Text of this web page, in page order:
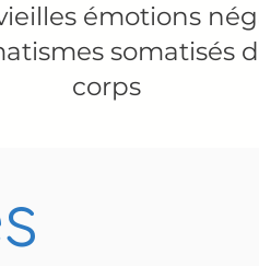
émotions
somatisés
corps